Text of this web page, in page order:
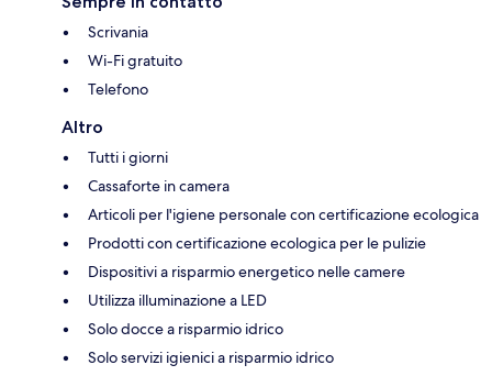
Scrivania
Wi-Fi gratuito
Telefono
Altro
Tutti i giorni
Cassaforte in camera
Articoli per l'igiene personale con certificazione ecologica
Prodotti con certificazione ecologica per le pulizie
Dispositivi a risparmio energetico nelle camere
Utilizza illuminazione a LED
Solo docce a risparmio idrico
Solo servizi igienici a risparmio idrico